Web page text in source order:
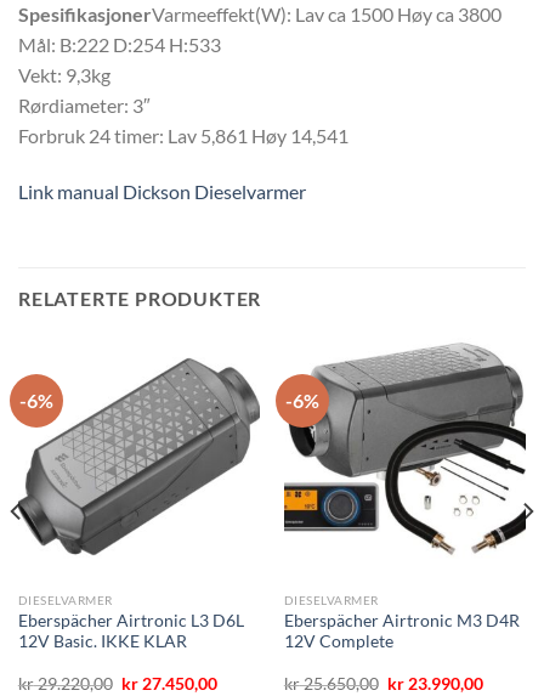
SpesifikasjonerVarmeeffekt(W): Lav ca 1500 Høy ca 3800
Mål: B:222 D:254 H:533
Vekt: 9,3kg
Rørdiameter: 3″
Forbruk 24 timer: Lav 5,861 Høy 14,541
Link manual Dickson Dieselvarmer
RELATERTE PRODUKTER
-6%
DIESELVARMER
Eberspächer Airtronic L3 D6L
12V Basic. IKKE KLAR
kr29.220,00 Opprinnelig
kr27.450,00Nåværende
-6%
DIESELVARMER
Eberspächer Airtronic M3 D4R
12V Complete
kr25.650,00 Opprinnelig
kr23.990,00